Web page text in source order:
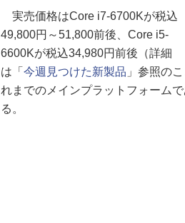
実売価格はCore i7-6700Kが税込
49,800円～51,800前後、Core i5-
6600Kが税込34,980円前後（詳細
は「 今週見つけた新製品 」参照の
れまでのメインプラットフォーム
る。